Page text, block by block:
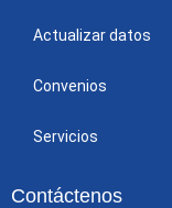
Actualizar datos
Convenios
Servicios
Contáctenos